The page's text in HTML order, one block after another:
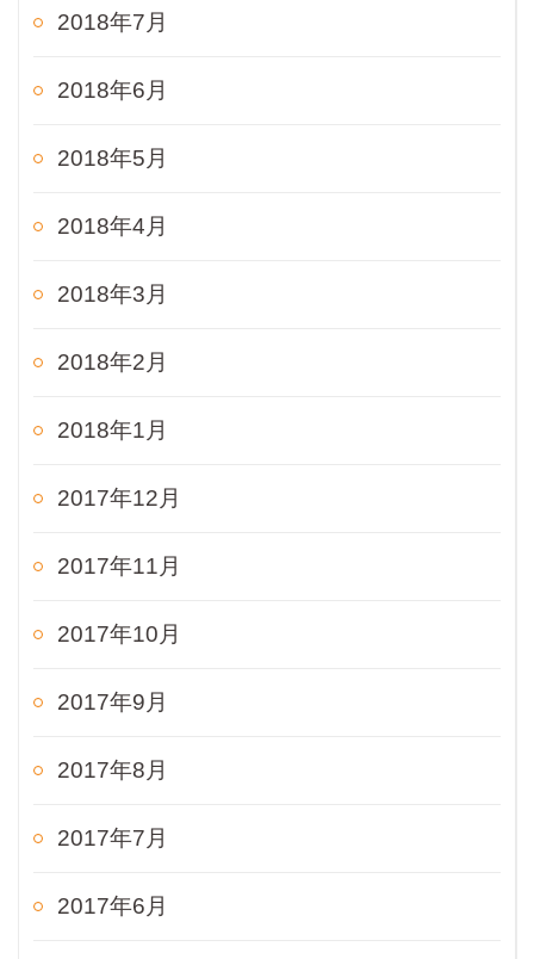
2018年7月
2018年6月
2018年5月
2018年4月
2018年3月
2018年2月
2018年1月
2017年12月
2017年11月
2017年10月
2017年9月
2017年8月
2017年7月
2017年6月